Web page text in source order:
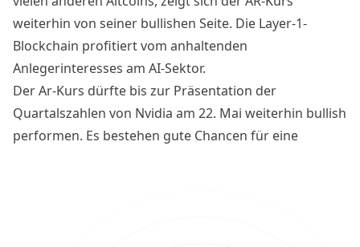
weiterhin von seiner bullishen Seite. Die Layer-1-
Blockchain profitiert vom anhaltenden
Anlegerinteresses am AI-Sektor.
Der Ar-Kurs dürfte bis zur Präsentation der
Quartalszahlen von Nvidia am 22. Mai weiterhin bullish
performen. Es bestehen gute Chancen für eine